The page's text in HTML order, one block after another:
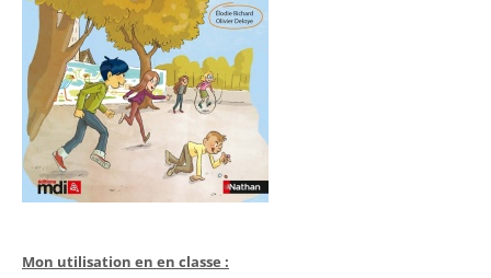
Mon utilisation en en classe :